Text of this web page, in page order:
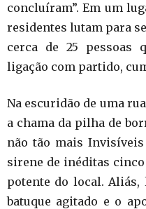
concluíram”. Em um
residentes lutam para
cerca de 25 pessoas
ligação com partido,
Na escuridão de uma
a chama da pilha de
não tão mais
sirene de inéditas
potente do local. Aliás,
batuque agitado e o